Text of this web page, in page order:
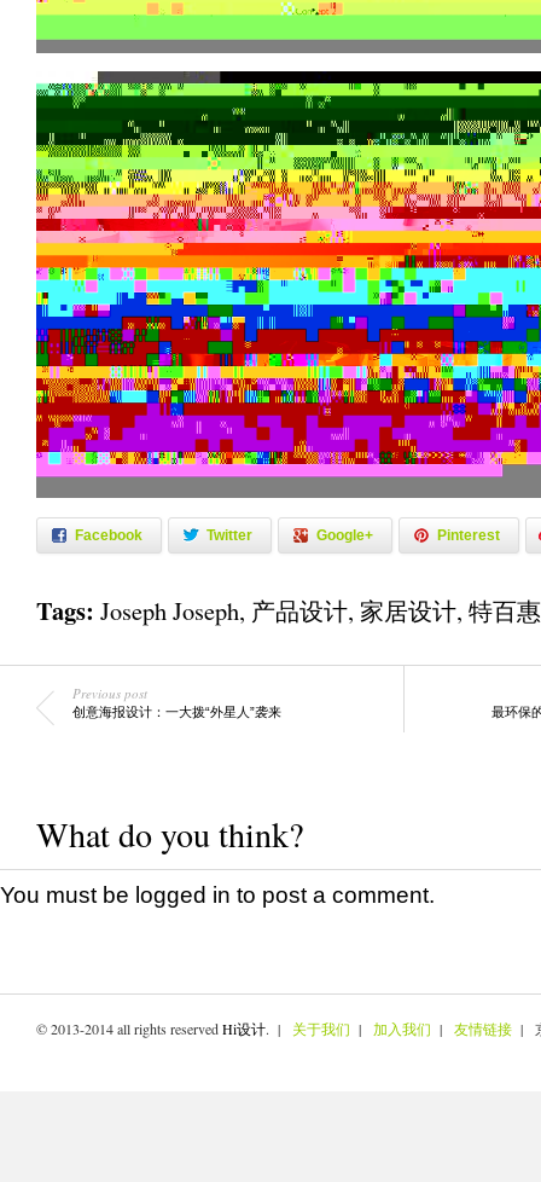
Facebook Twitter Google+ Pinterest
Tags: Joseph Joseph, 产品设计, 家居设计, 特百惠
Previous post
创意海报设计：一大拨“外星人”袭来 最环保
What do you think?
You must be logged in to post a comment.
© 2013-2014 all rights reservedHi设计. | 关于我们 | 加入我们 | 友情链接 |